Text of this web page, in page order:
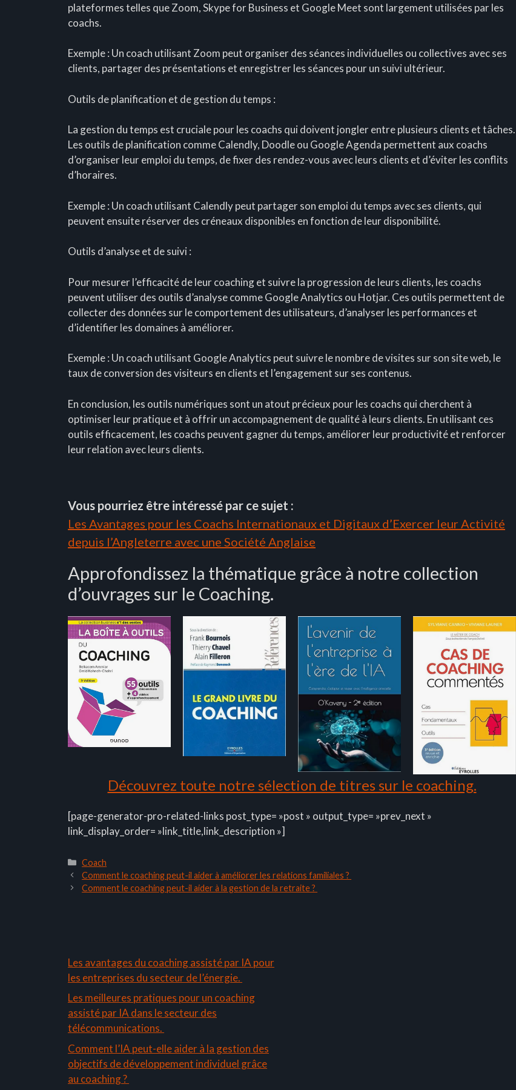
plateformes telles que Zoom, Skype for Business et Google Meet sont largement utilisées par les
coachs.
Exemple : Un coach utilisant Zoom peut organiser des séances individuelles ou collectives avec ses
clients, partager des présentations et enregistrer les séances pour un suivi ultérieur.
Outils de planification et de gestion du temps :
La gestion du temps est cruciale pour les coachs qui doivent jongler entre plusieurs clients et tâches.
Les outils de planification comme Calendly, Doodle ou Google Agenda permettent aux coachs
d’organiser leur emploi du temps, de fixer des rendez-vous avec leurs clients et d’éviter les conflits
d’horaires.
Exemple : Un coach utilisant Calendly peut partager son emploi du temps avec ses clients, qui
peuvent ensuite réserver des créneaux disponibles en fonction de leur disponibilité.
Outils d’analyse et de suivi :
Pour mesurer l’efficacité de leur coaching et suivre la progression de leurs clients, les coachs
peuvent utiliser des outils d’analyse comme Google Analytics ou Hotjar. Ces outils permettent de
collecter des données sur le comportement des utilisateurs, d’analyser les performances et
d’identifier les domaines à améliorer.
Exemple : Un coach utilisant Google Analytics peut suivre le nombre de visites sur son site web, le
taux de conversion des visiteurs en clients et l’engagement sur ses contenus.
En conclusion, les outils numériques sont un atout précieux pour les coachs qui cherchent à
optimiser leur pratique et à offrir un accompagnement de qualité à leurs clients. En utilisant ces
outils efficacement, les coachs peuvent gagner du temps, améliorer leur productivité et renforcer
leur relation avec leurs clients.
Vous pourriez être intéressé par ce sujet :
Les Avantages pour les Coachs Internationaux et Digitaux d’Exercer leur Activité
depuis l’Angleterre avec une Société Anglaise
Approfondissez la thématique grâce à notre collection
d’ouvrages sur le Coaching.
Découvrez toute notre sélection de titres sur le coaching.
[page-generator-pro-related-links post_type= »post » output_type= »prev_next »
link_display_order= »link_title,link_description »]
Catégories
Coach
Comment le coaching peut-il aider à améliorer les relations familiales ?
Comment le coaching peut-il aider à la gestion de la retraite ?
Les avantages du coaching assisté par IA pour
les entreprises du secteur de l’énergie.
Les meilleures pratiques pour un coaching
assisté par IA dans le secteur des
télécommunications.
Comment l’IA peut-elle aider à la gestion des
objectifs de développement individuel grâce
au coaching ?